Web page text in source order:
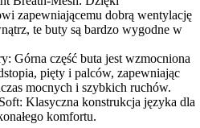
zapewniającemu dobrą wentylację
te buty są bardzo wygodne w
Górna część buta jest wzmocniona
pięty i palców, zapewniając
mocnych i szybkich ruchów.
Klasyczna konstrukcja języka dla
komfortu.